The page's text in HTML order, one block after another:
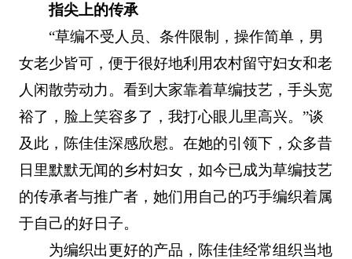
指尖上的传承
“草编不受人员、条件限制，操作简单，男
女老少皆可，便于很好地利用农村留守妇女和老
人闲散劳动力。看到大家靠着草编技艺，手头宽
裕了，脸上笑容多了，我打心眼儿里高兴。”谈
及此，陈佳佳深感欣慰。在她的引领下，众多昔
日里默默无闻的乡村妇女，如今已成为草编技艺
的传承者与推广者，她们用自己的巧手编织着属
于自己的好日子。
为编织出更好的产品，陈佳佳经常组织当地